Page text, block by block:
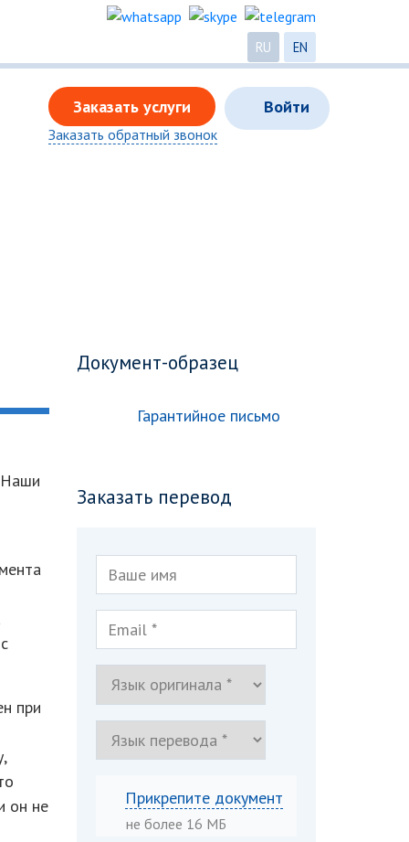
RU EN
Заказать услуги Войти
Заказать обратный звонок
Наши
при
он не
Документ-образец
Гарантийное письмо
Заказать перевод
Прикрепите документ
не более 16 МБ